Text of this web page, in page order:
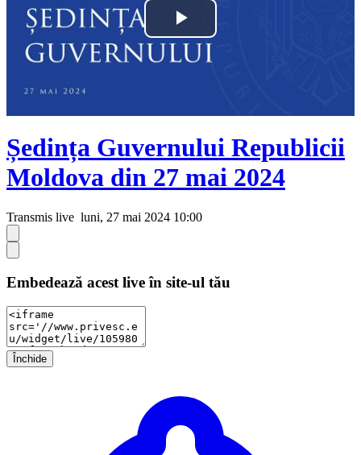
Play
Ședința Guvernului Republicii
Moldova din 27 mai 2024
Transmis live luni, 27 mai 2024 10:00
Embedează acest live în site-ul tău
Închide